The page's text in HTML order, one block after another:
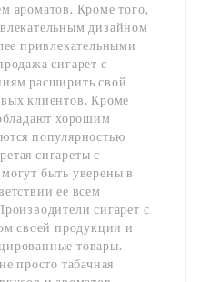
ароматов. Кроме того,
дизайном
привлекательными
сигарет с
расширить свой
клиентов. Кроме
хорошим
популярностью
сигареты с
быть уверены в
ее всем
сигарет с
своей продукции и
товары.
просто табачная